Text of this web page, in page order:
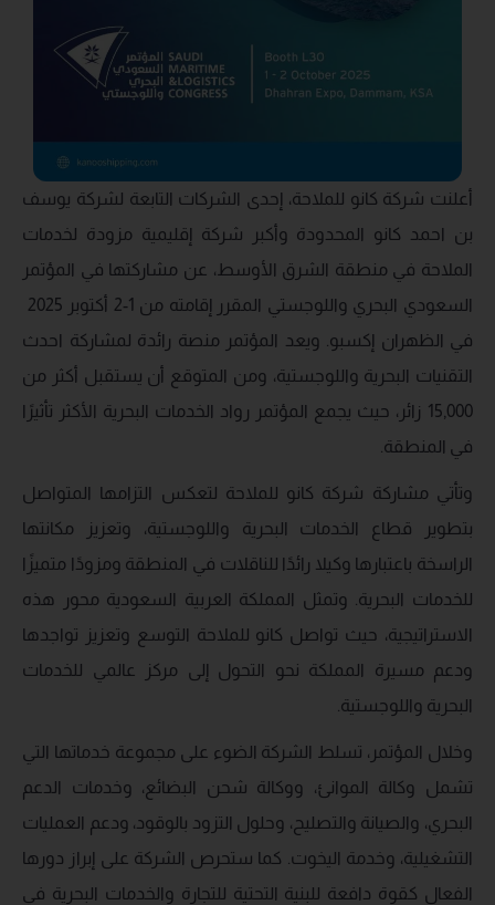
أعلنت شركة كانو للملاحة، إحدى الشركات التابعة لشركة يوسف
بن احمد كانو المحدودة وأكبر شركة إقليمية مزودة لخدمات
الملاحة في منطقة الشرق الأوسط، عن مشاركتها في المؤتمر
في الظهران إكسبو. ويعد المؤتمر منصة رائدة لمشاركة احدث
التقنيات البحرية واللوجستية، ومن المتوقع أن يستقبل أكثر من
15,000 زائر، حيث يجمع المؤتمر رواد الخدمات البحرية الأكثر تأثيرًا
في المنطقة.
وتأتي مشاركة شركة كانو للملاحة لتعكس التزامها المتواصل
بتطوير قطاع الخدمات البحرية واللوجستية، وتعزيز مكانتها
الراسخة باعتبارها وكيلا رائدًا للناقلات في المنطقة ومزودًا متميزًا
للخدمات البحرية. وتمثل المملكة العربية السعودية محور هذه
الاستراتيجية، حيث تواصل كانو للملاحة التوسع وتعزيز تواجدها
ودعم مسيرة المملكة نحو التحول إلى مركز عالمي للخدمات
البحرية واللوجستية.
وخلال المؤتمر، تسلط الشركة الضوء على مجموعة خدماتها التي
تشمل وكالة الموانئ، ووكالة شحن البضائع، وخدمات الدعم
البحري، والصيانة والتصليح، وحلول التزود بالوقود، ودعم العمليات
التشغيلية، وخدمة اليخوت. كما ستحرص الشركة على إبراز دورها
الفعال كقوة دافعة للبنية التحتية للتجارة والخدمات البحرية في